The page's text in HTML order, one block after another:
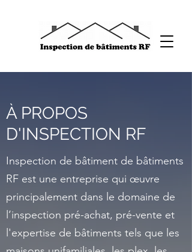
À PROPOS
D'INSPECTION RF
Inspection de bâtiment de bâtiments
RF est une entreprise qui œuvre
principalement dans le domaine de
l’inspection pré-achat, pré-vente et
l'expertise de bâtiments tels que les